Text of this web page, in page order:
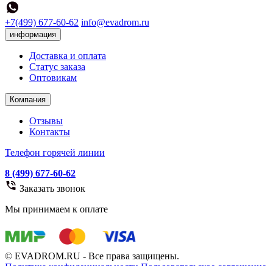
+7(499) 677-60-62 info@evadrom.ru
информация
Доставка и оплата
Статус заказа
Оптовикам
Компания
Отзывы
Контакты
Телефон горячей линии
8 (499) 677-60-62
Заказать звонок
Мы принимаем к оплате
© EVADROM.RU - Все права защищены.